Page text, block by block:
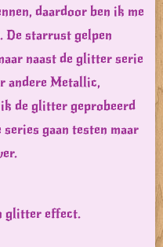
daardoor ben ik me
De starrust gelpen
naast de glitter serie
andere Metallic,
de glitter geprobeerd
gaan testen maar
glitter effect.